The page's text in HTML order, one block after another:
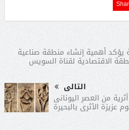
يؤكد أهمية إنشاء منطقة صناعية
الاقتصادية لقناة السويس
التالى
من العصر اليونانى
عزيزة الأثرى بالبحيرة